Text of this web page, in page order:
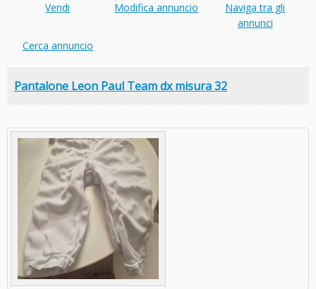
Vendi Modifica annuncio
Naviga tra gli
annunci
Cerca annuncio
Pantalone Leon Paul Team dx misura 32